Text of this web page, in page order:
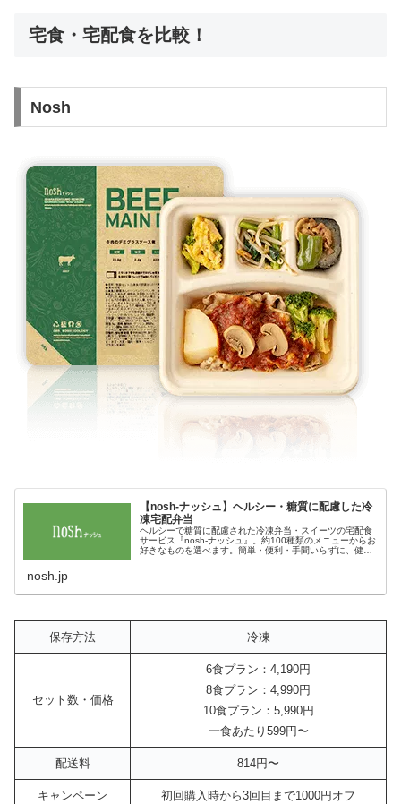
宅食・宅配食を比較！
Nosh
【nosh-ナッシュ】ヘルシー・糖質に配慮した冷
凍宅配弁当
ヘルシーで糖質に配慮された冷凍弁当・スイーツの宅配食
サービス『nosh-ナッシュ』。約100種類のメニューからお
好きなものを選べます。簡単・便利・手間いらずに、健康
nosh.jp
保存方法 冷凍
セット数・価格
6食プラン：4,190円
8食プラン：4,990円
10食プラン：5,990円
一食あたり599円〜
配送料 814円〜
キャンペーン 初回購入時から3回目まで1000円オフ